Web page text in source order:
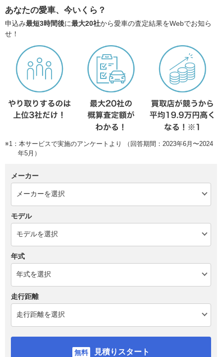
あなたの愛車、今いくら？
申込み最短3時間後に最大20社から愛車の査定結果をWebでお知ら
せ！
※1：本サービスで実施のアンケートより （回答期間：2023年6月〜2024
年5月）
メーカー
モデル
年式
走行距離
見積りスタート